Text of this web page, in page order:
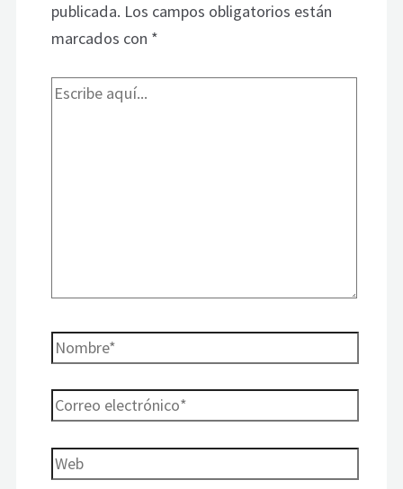
publicada. Los campos obligatorios están
marcados con *